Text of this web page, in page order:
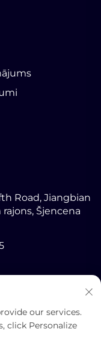
Road, Jiangbian
Šjencena
our services.
click Personalize